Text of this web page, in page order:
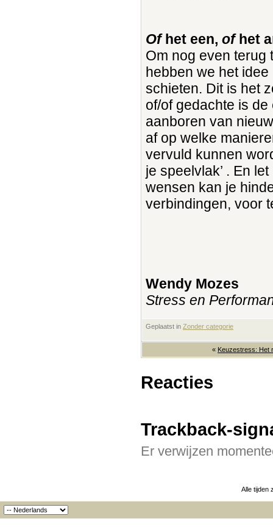
Ofhet een, ofhet
Om nog even terug
hebben we het
schieten. Dit is het
of/of gedachte is
aanboren van
af op welke
vervuld kunnen
je speelvlak’ . En
wensen kan je
verbindingen, voor
Wendy Mozes
Stress en
Geplaatst in Zonder categorie
« Keuzestress: Het
Reacties
Trackback-
Er verwijzen
Alle tijden